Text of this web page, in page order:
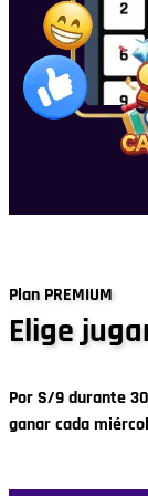
Plan PREMIUM
Elige
Por S/9 durante
ganar cada